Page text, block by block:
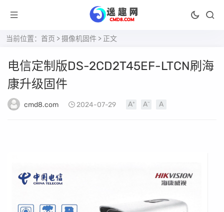
当前位置： 首页 >摄像机固件 > 正文
电信定制版DS-2CD2T45EF-LTCN刷海
康升级固件
cmd8.com 2024-07-29